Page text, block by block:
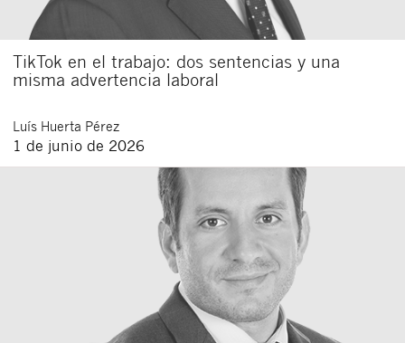
TikTok en el trabajo: dos sentencias y una
misma advertencia laboral
Luís Huerta Pérez
1 de junio de 2026